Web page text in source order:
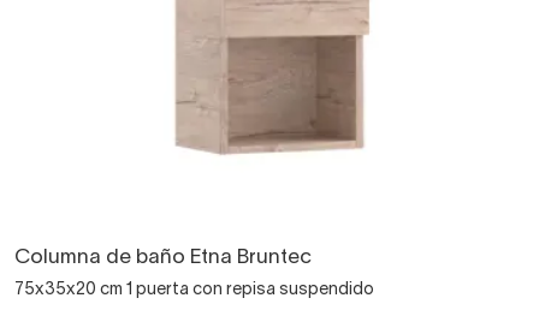
Columna de baño Etna Bruntec
75x35x20 cm 1 puerta con repisa suspendido